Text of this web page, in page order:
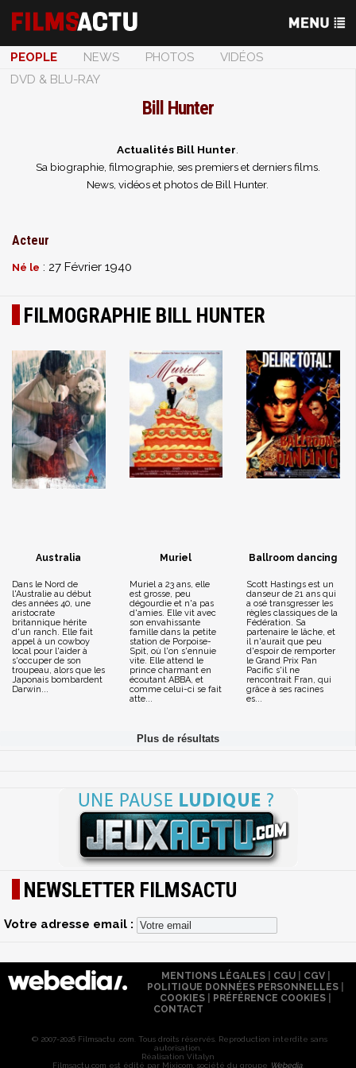
PEOPLE NEWS PHOTOS
VIDÉOS
DVD & BLU-RAY
Bill Hunter
Actualités Bill Hunter
Sa biographie, filmographie, ses premiers et derniers films.
News, vidéos et photos de Bill Hunter.
Acteur
Né le : 27 Février 1940
FILMOGRAPHIE BILL HUNTER
Australia
Dans le Nord de
l'Australie au début
des années 40, une
aristocrate
britannique hérite
d'un ranch. Elle fait
appel à un cowboy
local pour l'aider à
s'occuper de son
troupeau, alors que les
Japonais bombardent
Darwin...
Muriel
Muriel a 23 ans, elle
est grosse, peu
dégourdie et n'a pas
d'amies. Elle vit avec
son envahissante
famille dans la petite
station de Porpoise-
Spit, où l'on s'ennuie
vite. Elle attend le
prince charmant en
écoutant ABBA, et
comme celui-ci se fait
atte...
Ballroom dancing
Scott Hastings est un
danseur de 21 ans qui
a osé transgresser les
règles classiques de la
Fédération. Sa
partenaire le lâche, et
il n'aurait que peu
d'espoir de remporter
le Grand Prix Pan
Pacific s'il ne
rencontrait Fran, qui
grâce à ses racines
es...
NEWSLETTER FILMSACTU
Votre adresse email :
MENTIONS LÉGALES| CGU| CGV|
POLITIQUE DONNÉES PERSONNELLES
COOKIES
PRÉFÉRENCE COOKIES
CONTACT
© 2007-2026 Filmsactu .com. Tous droits réservés. Reproduction interdite sans
autorisation.
Réalisation Vitalyn
Filmsactu .com est édité par Mixicom, société du groupe Webedia.